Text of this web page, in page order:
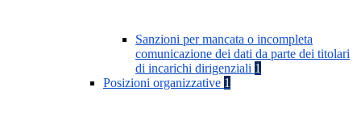
Sanzioni per mancata o incompleta
comunicazione dei dati da parte dei titolari
di incarichi dirigenziali 1
Posizioni organizzative 1